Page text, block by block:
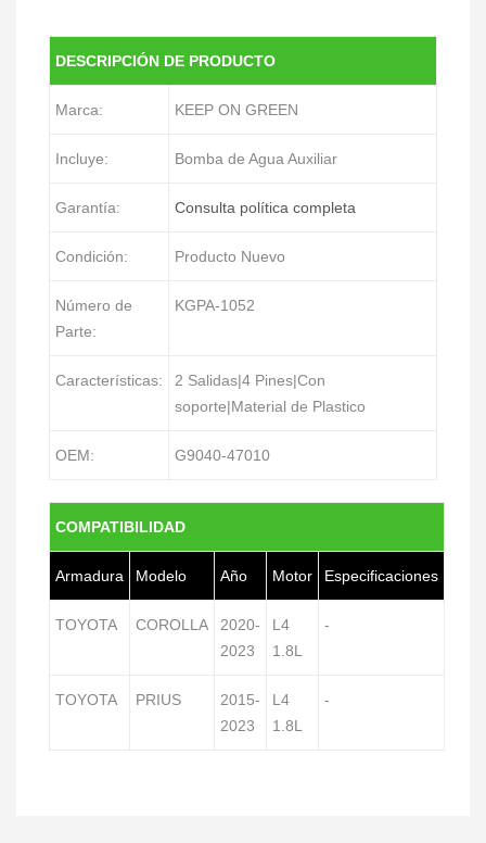
DESCRIPCIÓN DE PRODUCTO
Marca: KEEP ON GREEN
Incluye: Bomba de Agua Auxiliar
Garantía: Consulta política completa
Condición: Producto Nuevo
Número de
Parte:
KGPA-1052
Características:
2 Salidas|4 Pines|Con
soporte|Material de Plastico
OEM: G9040-47010
COMPATIBILIDAD
Armadura Modelo Año Motor Especificaciones
TOYOTA COROLLA
2020-
2023
L4
1.8L
-
TOYOTA PRIUS
2015-
2023
L4
1.8L
-